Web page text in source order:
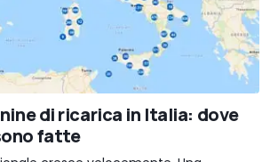
di ricarica in Italia: dove
fatte